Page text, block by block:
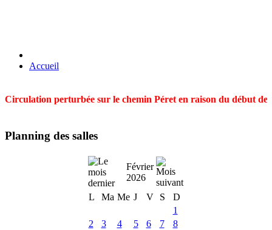
Accueil
Circulation perturbée sur le chemin Péret en raison du début
Planning des salles
Février
2026
L
Ma Me J V S
D
1
2
3 4 5 6 7
8